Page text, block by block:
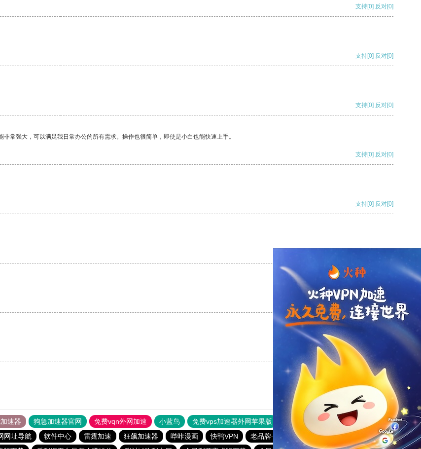
支持[0] 反对[0]
支持[0] 反对[0]
支持[0] 反对[0]
常强大，可以满足我日常办公的所有需求。操作也很简单，即使是小白也能快速上手。
支持[0] 反对[0]
支持[0] 反对[0]
支持 [0] 反对 [0]
支持
速器 狗急加速器官网 免费vqn外网加速 小蓝鸟 免费vps加速器外网苹果版 旋风加速度器
快连加速器
网址导航 软件中心 雷霆加速 狂飙加速器 哔咔漫画 快鸭VPN 老品牌—全民彩票
全民彩票app下载安装安卓